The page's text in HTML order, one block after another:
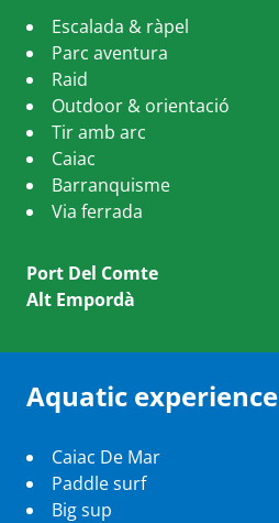
Escalada & ràpel
Parc aventura
Raid
Outdoor & orientació
Tir amb arc
Caiac
Barranquisme
Via ferrada
Port Del Comte
Alt Empordà
Aquatic experience
Caiac De Mar
Paddle surf
Big sup